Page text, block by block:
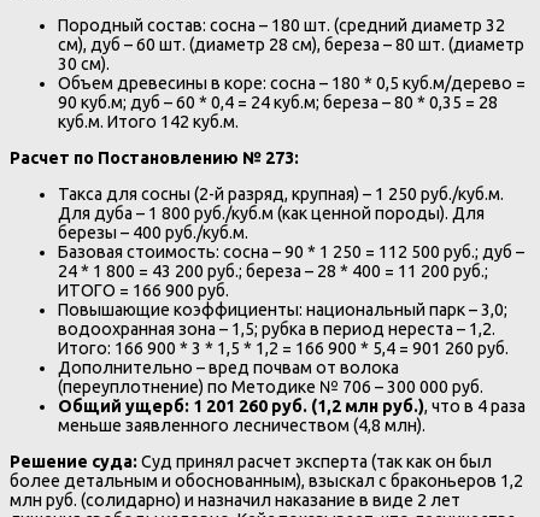
Породный состав: сосна – 180 шт. (средний диаметр 32
см), дуб – 60 шт. (диаметр 28 см), береза – 80 шт. (диаметр
30 см).
Объем древесины в коре: сосна – 180 * 0,5 куб.м/дерево =
90 куб.м; дуб – 60 * 0,4 = 24 куб.м; береза – 80 * 0,35 = 28
куб.м. Итого 142 куб.м.
Расчет по Постановлению № 273:
Такса для сосны (2-й разряд, крупная) – 1 250 руб./куб.м.
Для дуба – 1 800 руб./куб.м (как ценной породы). Для
березы – 400 руб./куб.м.
Базовая стоимость: сосна – 90 * 1 250 = 112 500 руб.; дуб –
24 * 1 800 = 43 200 руб.; береза – 28 * 400 = 11 200 руб.;
ИТОГО = 166 900 руб.
Повышающие коэффициенты: национальный парк – 3,0;
водоохранная зона – 1,5; рубка в период нереста – 1,2.
Итого: 166 900 * 3 * 1,5 * 1,2 = 166 900 * 5,4 = 901 260 руб.
Дополнительно – вред почвам от волока
(переуплотнение) по Методике № 706 – 300 000 руб.
Общий ущерб: 1 201 260 руб. (1,2 млн руб.), что в 4 раза
меньше заявленного лесничеством (4,8 млн).
Решение суда:Суд принял расчет эксперта (так как он был
более детальным и обоснованным), взыскал с браконьеров 1,2
млн руб. (солидарно) и назначил наказание в виде 2 лет